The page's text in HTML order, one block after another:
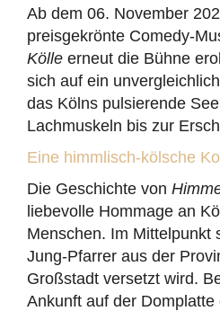
Ab dem 06. November
preisgekrönte Comedy-
Kölle erneut die Bühne
sich auf ein
das Kölns pulsierende
Lachmuskeln bis zur
Eine himmlisch-kölsche
Die Geschichte von
liebevolle Hommage an
Menschen. Im Mittelpunkt
Jung-Pfarrer aus der
Großstadt versetzt wird.
Ankunft auf der Domplatte